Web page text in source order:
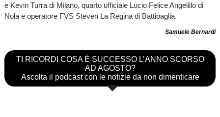
e Kevin Turra di Milano, quarto ufficiale Lucio Felice Angelillo di
Nola e operatore FVS Steven La Regina di Battipaglia.
Samuele Bernardi
TI RICORDI COSA È SUCCESSO L’ANNO SCORSO
AD AGOSTO?
Ascolta il podcast con le notizie da non dimenticare